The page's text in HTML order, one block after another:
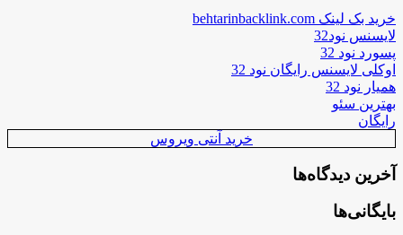
خرید بک لینک behtarinbacklink.com
لایسنس نود32
پسورد نود 32
اوکلی لایسنس رایگان نود 32
همیار نود 32
بهترین سئو
رایگان
خرید آنتی ویروس
آخرین دیدگاه‌ها
بایگانی‌ها